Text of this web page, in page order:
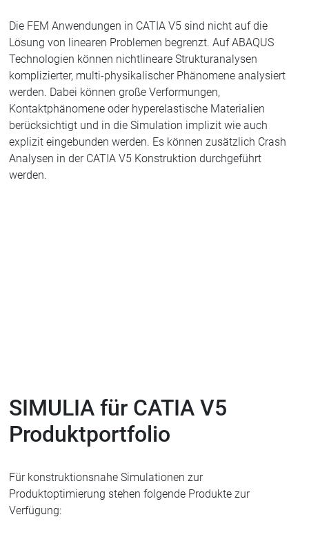
Die FEM Anwendungen in CATIA V5 sind nicht auf die
Lösung von linearen Problemen begrenzt. Auf ABAQUS
Technologien können nichtlineare Strukturanalysen
komplizierter, multi-physikalischer Phänomene analysiert
werden. Dabei können große Verformungen,
Kontaktphänomene oder hyperelastische Materialien
berücksichtigt und in die Simulation implizit wie auch
explizit eingebunden werden. Es können zusätzlich Crash
Analysen in der CATIA V5 Konstruktion durchgeführt
werden.
SIMULIA für CATIA V5
Produktportfolio
Für konstruktionsnahe Simulationen zur
Produktoptimierung stehen folgende Produkte zur
Verfügung: